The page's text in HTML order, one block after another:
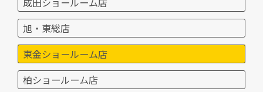
旭・東総店
東金ショールーム店
柏ショールーム店